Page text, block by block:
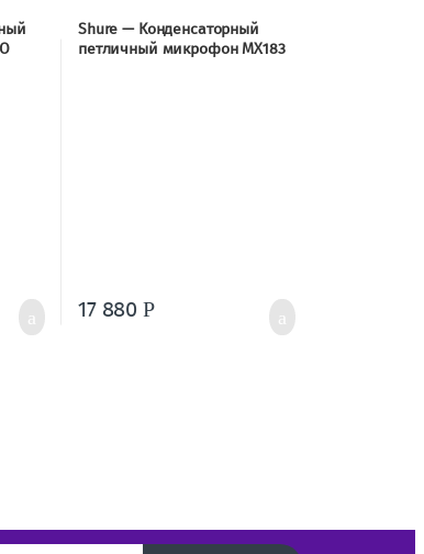
Shure — Конденсаторный
петличный микрофон MX183
17 880Р